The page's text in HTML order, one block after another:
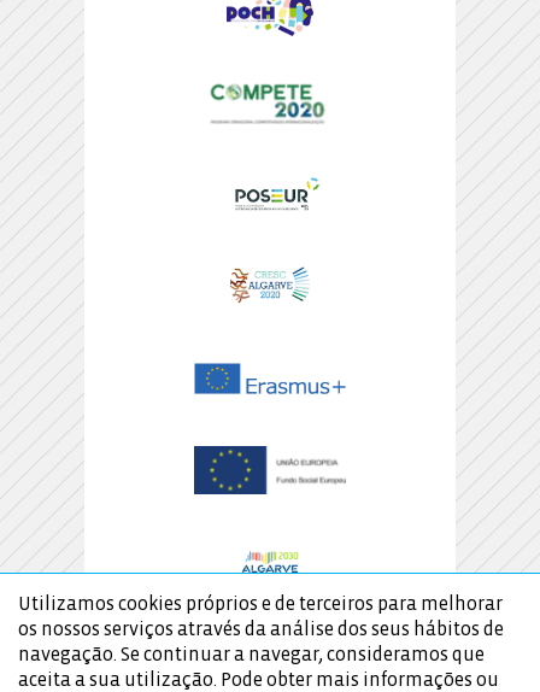
Utilizamos cookies próprios e de terceiros para melhorar
os nossos serviços através da análise dos seus hábitos de
navegação. Se continuar a navegar, consideramos que
aceita a sua utilização. Pode obter mais informações ou